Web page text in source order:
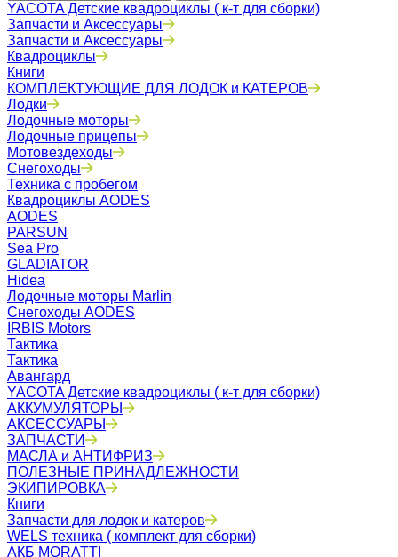
YACOTA Детские квадроциклы ( к-т для сборки)
Запчасти и Аксессуары
Запчасти и Аксессуары
Квадроциклы
Книги
КОМПЛЕКТУЮЩИЕ ДЛЯ ЛОДОК и КАТЕРОВ
Лодки
Лодочные моторы
Лодочные прицепы
Мотовездеходы
Снегоходы
Техника с пробегом
Квадроциклы AODES
AODES
PARSUN
Sea Pro
GLADIATOR
Hidea
Лодочные моторы Marlin
Снегоходы AODES
IRBIS Motors
Тактика
Тактика
Авангард
YACOTA Детские квадроциклы ( к-т для сборки)
АККУМУЛЯТОРЫ
АКСЕССУАРЫ
ЗАПЧАСТИ
МАСЛА и АНТИФРИЗ
ПОЛЕЗНЫЕ ПРИНАДЛЕЖНОСТИ
ЭКИПИРОВКА
Книги
Запчасти для лодок и катеров
WELS техника ( комплект для сборки)
АКБ MORATTI